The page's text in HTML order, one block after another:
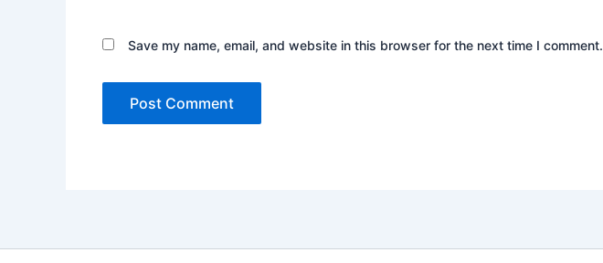
Save my name, email, and website in this browser for the next time I comment.